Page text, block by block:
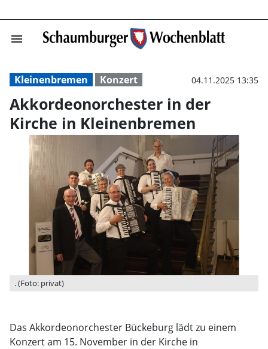
menu
Kleinenbremen Konzert 04.11.2025 13:35
Akkordeonorchester in der
Kirche in Kleinenbremen
. (Foto: privat)
Das Akkordeonorchester Bückeburg lädt zu einem
Konzert am 15. November in der Kirche in